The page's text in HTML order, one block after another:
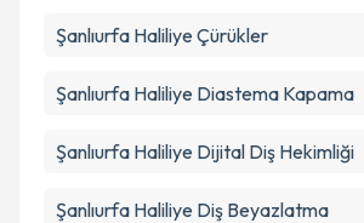
Şanlıurfa Haliliye Çürükler
Şanlıurfa Haliliye Diastema Kapama
Şanlıurfa Haliliye Dijital Diş Hekimliği
Şanlıurfa Haliliye Diş Beyazlatma